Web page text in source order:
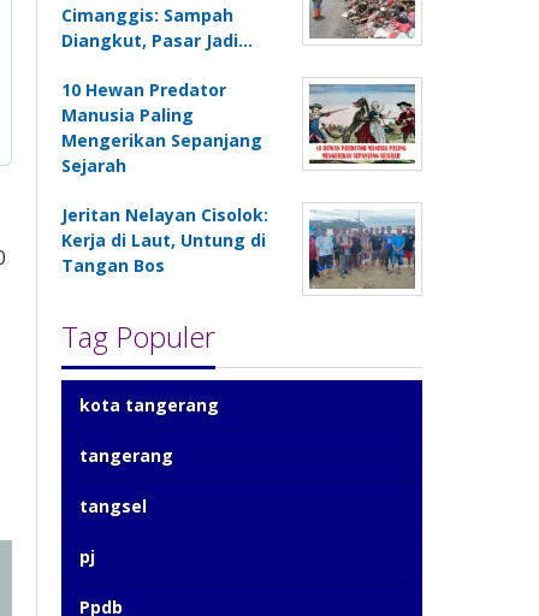
Cimanggis: Sampah
Diangkut, Pasar Jadi…
10 Hewan Predator
Manusia Paling
Mengerikan Sepanjang
Sejarah
Jeritan Nelayan Cisolok:
Kerja di Laut, Untung di
Tangan Bos
Tag Populer
kota tangerang
tangerang
tangsel
pj
Ppdb